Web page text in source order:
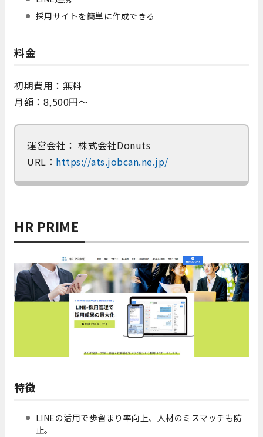
採用サイトを簡単に作成できる
料金
初期費用：無料
月額：8,500円～
運営会社： 株式会社Donuts
URL： https://ats.jobcan.ne.jp/
HR PRIME
特徴
LINEの活用で歩留まり率向上、人材のミスマッチも防
止。